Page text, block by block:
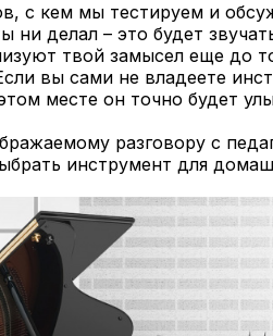
с кем мы тестируем и
ни делал – это будет
твой замысел еще до
вы сами не владеете
месте он точно будет
разговору с
инструмент для